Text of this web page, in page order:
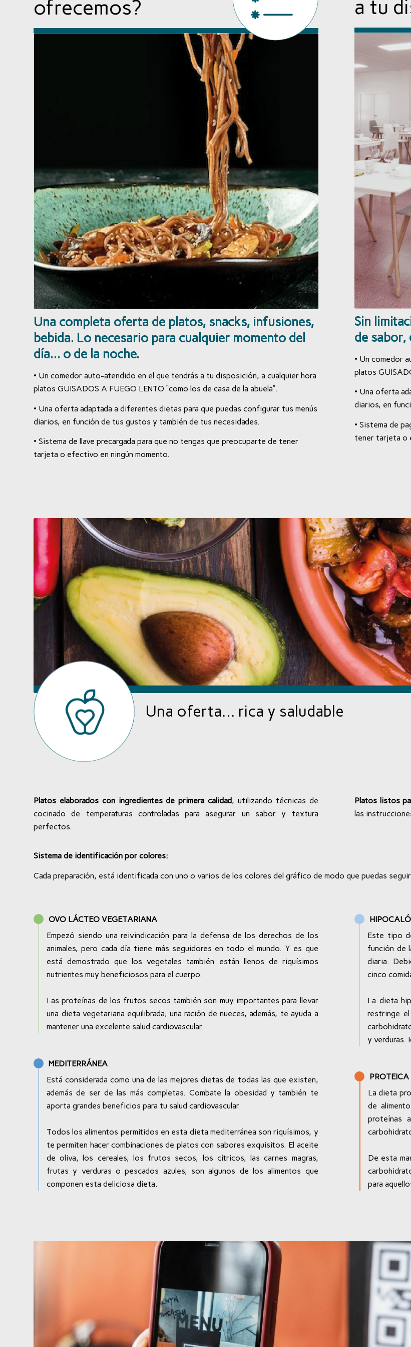
ofrecemos?
Una completa oferta de platos, snacks, infusiones,
bebida. Lo necesario para cualquier momento del
día… o de la noche.
• Un comedor auto-atendido en el que tendrás a tu disposición, a cualquier hora
platos GUISADOS A FUEGO LENTO “como los de casa de la abuela”.
• Una oferta adaptada a diferentes dietas para que puedas configurar tus menús
diarios, en función de tus gustos y también de tus necesidades.
• Sistema de llave precargada para que no tengas que preocuparte de tener
tarjeta o efectivo en ningún momento.
a tu
Sin
de
• Un comedor
platos
• Una oferta
diarios, en
• Sistema de
tener tarjeta o
Una oferta… rica y saludable
Platos elaborados con ingredientes de primera calidad, utilizando técnicas de
cocinado de temperaturas controladas para asegurar un sabor y textura
perfectos.
Platos listos
las
Sistema de identificación por colores:
Cada preparación, está identificada con uno o varios de los colores del gráfico de modo que puedas
OVO LÁCTEO VEGETARIANA
Empezó siendo una reivindicación para la defensa de los derechos de los
animales, pero cada día tiene más seguidores en todo el mundo. Y es que
está demostrado que los vegetales también están llenos de riquísimos
nutrientes muy beneficiosos para el cuerpo.
Las proteínas de los frutos secos también son muy importantes para llevar
una dieta vegetariana equilibrada; una ración de nueces, además, te ayuda a
mantener una excelente salud cardiovascular.
MEDITERRÁNEA
Está considerada como una de las mejores dietas de todas las que existen,
además de ser de las más completas. Combate la obesidad y también te
aporta grandes beneficios para tu salud cardiovascular.
Todos los alimentos permitidos en esta dieta mediterránea son riquísimos, y
te permiten hacer combinaciones de platos con sabores exquisitos. El aceite
de oliva, los cereales, los frutos secos, los cítricos, las carnes magras,
frutas y verduras o pescados azules, son algunos de los alimentos que
componen esta deliciosa dieta.
Este tipo
función de
diaria.
cinco
La dieta
restringe el
y verduras.
PROTEICA
La dieta
de
proteínas
De esta
para